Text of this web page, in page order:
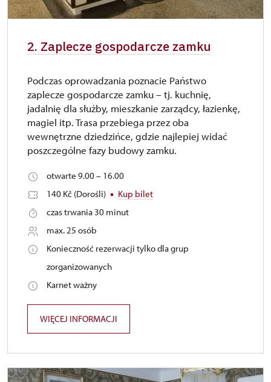
2. Zaplecze gospodarcze zamku
Podczas oprowadzania poznacie Państwo
zaplecze gospodarcze zamku – tj. kuchnię,
jadalnię dla służby, mieszkanie zarządcy, łazienkę,
magiel itp. Trasa przebiega przez oba
wewnętrzne dziedzińce, gdzie najlepiej widać
poszczególne fazy budowy zamku.
otwarte 9.00 – 16.00
140 Kč (Dorośli)
Kup bilet
czas trwania 30 minut
max. 25 osób
Konieczność rezerwacji tylko dla grup
zorganizowanych
Karnet ważny
WIĘCEJ INFORMACJI